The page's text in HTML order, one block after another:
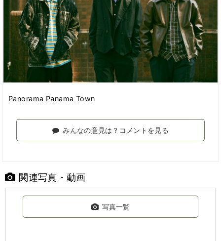
Panorama Panama Town
みんなの意見は？コメントを見る
関連写真・動画
写真一覧